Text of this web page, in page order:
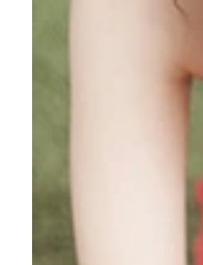
なりゆきで始まったふ